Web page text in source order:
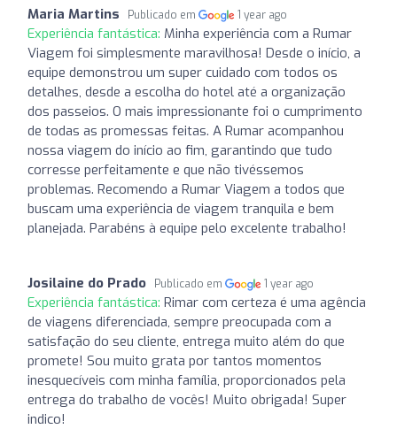
Maria Martins Publicado em 1 year ago
Experiência fantástica: Minha experiência com a Rumar
Viagem foi simplesmente maravilhosa! Desde o início, a
equipe demonstrou um super cuidado com todos os
detalhes, desde a escolha do hotel até a organização
dos passeios. O mais impressionante foi o cumprimento
de todas as promessas feitas. A Rumar acompanhou
nossa viagem do início ao fim, garantindo que tudo
corresse perfeitamente e que não tivéssemos
problemas. Recomendo a Rumar Viagem a todos que
buscam uma experiência de viagem tranquila e bem
planejada. Parabéns à equipe pelo excelente trabalho!
Josilaine do Prado Publicado em 1 year ago
Experiência fantástica: Rimar com certeza é uma agência
de viagens diferenciada, sempre preocupada com a
satisfação do seu cliente, entrega muito além do que
promete! Sou muito grata por tantos momentos
inesquecíveis com minha família, proporcionados pela
entrega do trabalho de vocês! Muito obrigada! Super
indico!